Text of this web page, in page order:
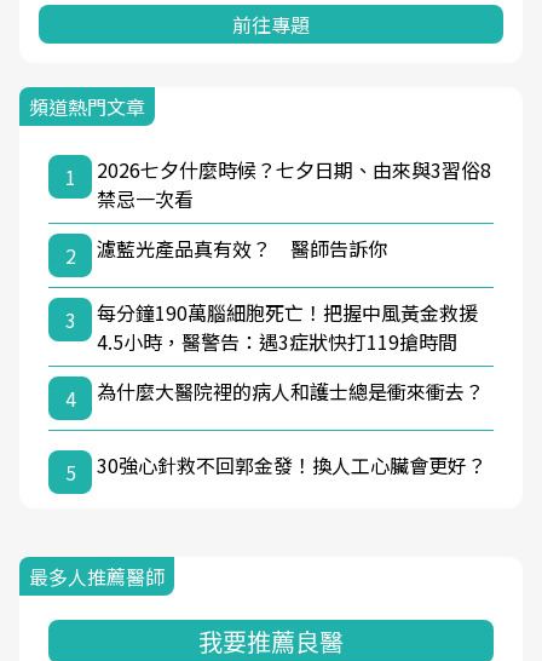
頻道熱門文章
1
2026七夕什麼時候？七夕日期、由來與3習俗8
禁忌一次看
2
濾藍光產品真有效？ 醫師告訴你
3
每分鐘190萬腦細胞死亡！把握中風黃金救援
4.5小時，醫警告：遇3症狀快打119搶時間
4
為什麼大醫院裡的病人和護士總是衝來衝去？
5 30強心針救不回郭金發！換人工心臟會更好？
最多人推薦醫師
我要推薦良醫